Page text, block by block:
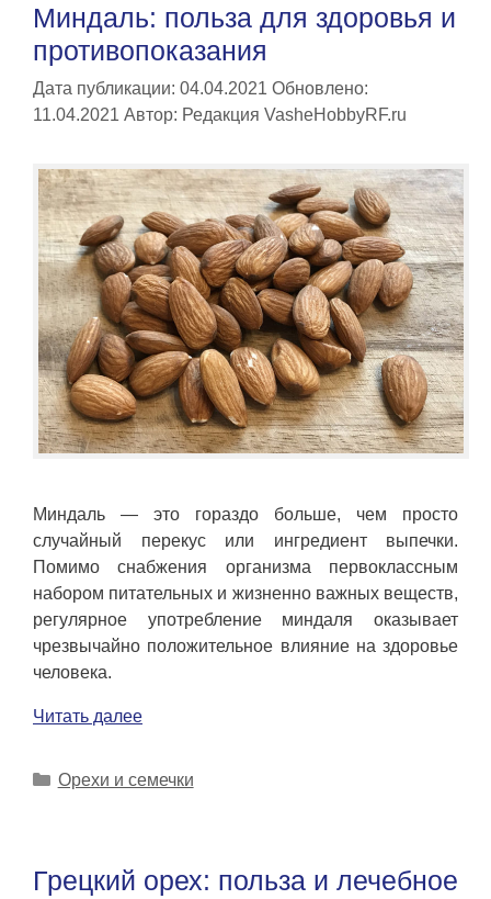
Миндаль: польза для здоровья и
противопоказания
Дата публикации: 04.04.2021 Обновлено:
11.04.2021 Автор: Редакция VasheHobbyRF.ru
Миндаль — это гораздо больше, чем просто
случайный перекус или ингредиент выпечки.
Помимо снабжения организма первоклассным
набором питательных и жизненно важных веществ,
регулярное употребление миндаля оказывает
чрезвычайно положительное влияние на здоровье
человека.
Читать далее
Рубрики
Орехи и семечки
Грецкий орех: польза и лечебное